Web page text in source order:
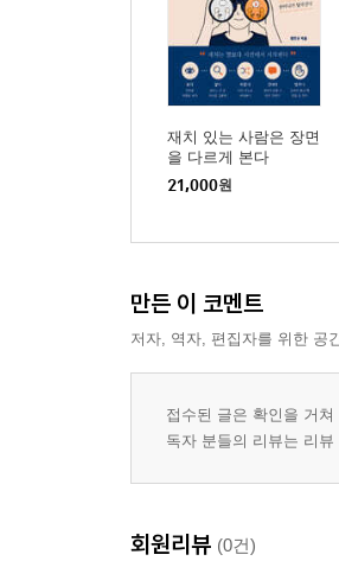
에필로그 기다려 준 시간
재치 있는 사람은 장면
을 다르게 본다
21,000원
만든 이 코멘트
저자, 역자, 편집자를 위한 공
접수된 글은 확인을 거
독자 분들의 리뷰는 리
회원리뷰 (0건)